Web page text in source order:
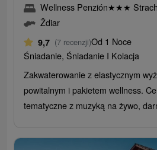
Wellness Penzión★★★
Ždiar
9,7 (7 recenzji)Od 1 Noce
Śniadanie, Śniadanie I Kolacja
Zakwaterowanie z elastycznym
powitalnym i pakietem wellness.
tematyczne z muzyką na żywo,